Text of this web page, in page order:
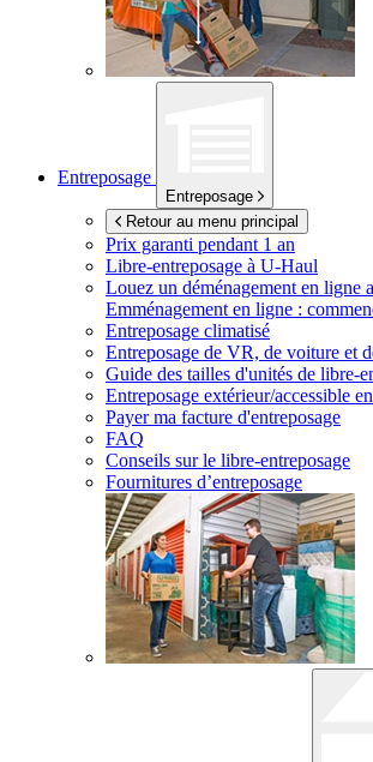
Entreposage
Entreposage
Retour au menu principal
Prix garanti pendant 1 an
Libre-entreposage à U-Haul
Louez un déménagement en ligne
Emménagement en ligne :
Entreposage climatisé
Entreposage de VR, de voiture et
Guide des tailles d'unités de libre-
Entreposage extérieur/accessible
Payer ma facture d'entreposage
FAQ
Conseils sur le libre-entreposage
Fournitures d’entreposage